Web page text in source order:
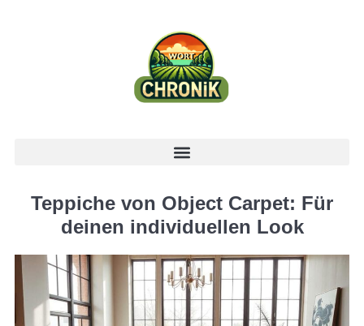
Teppiche von Object Carpet: Für
deinen individuellen Look